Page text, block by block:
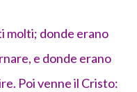
molti; donde erano
e donde erano
Poi venne il Cristo: